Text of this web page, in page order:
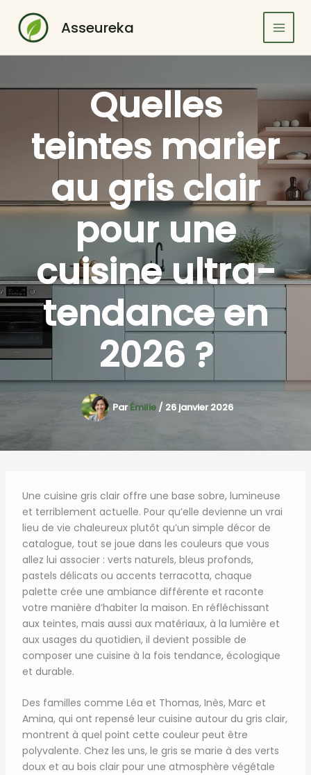
contenu
Asseureka
Quelles
teintes marier
au gris clair
pour une
cuisine ultra-
tendance en
2026 ?
ParÉmilie / 26 janvier 2026
Une cuisine gris clair offre une base sobre, lumineuse
et terriblement actuelle. Pour qu’elle devienne un vrai
lieu de vie chaleureux plutôt qu’un simple décor de
catalogue, tout se joue dans les couleurs que vous
allez lui associer : verts naturels, bleus profonds,
pastels délicats ou accents terracotta, chaque
palette crée une ambiance différente et raconte
votre manière d’habiter la maison. En réfléchissant
aux teintes, mais aussi aux matériaux, à la lumière et
aux usages du quotidien, il devient possible de
composer une cuisine à la fois tendance, écologique
et durable.
Des familles comme Léa et Thomas, Inès, Marc et
Amina, qui ont repensé leur cuisine autour du gris clair,
montrent à quel point cette couleur peut être
polyvalente. Chez les uns, le gris se marie à des verts
doux et au bois clair pour une atmosphère végétale